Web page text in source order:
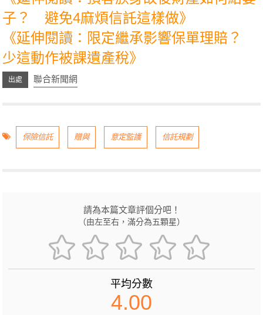
子？ 避免4麻煩信託這樣做》
《延伸閱讀：限定繼承影響保單理賠？
少這動作被課遺產稅》
聯合新聞網
保險信託 贈與 意定監護 信託規劃
請為本篇文章評個分吧！
（由左至右，滿分為五顆星）
平均分數
4.00